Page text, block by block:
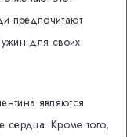
предпочитают
ужин для своих
являются
сердца. Кроме того,